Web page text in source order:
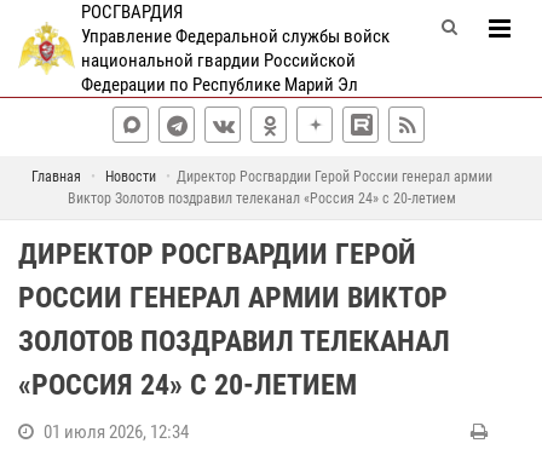
РОСГВАРДИЯ
Управление Федеральной службы войск
национальной гвардии Российской
Федерации по Республике Марий Эл
Главная Новости
Директор Росгвардии Герой России генерал армии
Виктор Золотов поздравил телеканал «Россия 24» с 20-летием
ДИРЕКТОР РОСГВАРДИИ ГЕРОЙ
РОССИИ ГЕНЕРАЛ АРМИИ ВИКТОР
ЗОЛОТОВ ПОЗДРАВИЛ ТЕЛЕКАНАЛ
«РОССИЯ 24» С 20-ЛЕТИЕМ
01 июля 2026, 12:34